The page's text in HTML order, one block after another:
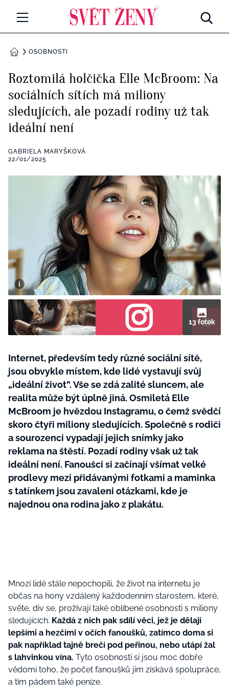
Všechny kategorie
Rozhovory
RETROHUBKY
PSYCHOLOGIE
Seberozvoj
ZDRAVÍ
ZÁBAVA
Všechny kategorie
Testy a kvízy
Všechny kategorie
Rady a tipy
BurdaMedia
Extra
SVĚT ŽENY - 599 KČ
ROČNÍ PŘEDPLATNÉ SVĚT ŽENY +
SADA PRODUKTŮ MANA (10 ks)
DOMŮOSOBNOSTI
Roztomilá holčička Elle McBroom: Na
sociálních sítích má miliony
sledujících, ale pozadí rodiny už tak
ideální není
GABRIELA MARYŠKOVÁ
22/01/2025
13 fotek
Internet, především tedy různé sociální sítě,
jsou obvykle místem, kde lidé vystavují svůj
„ideální život”. Vše se zdá zalité sluncem, ale
realita může být úplně jiná. Osmiletá Elle
McBroom je hvězdou Instagramu, o čemž svědčí
skoro čtyři miliony sledujících. Společně s rodiči
a sourozenci vypadají jejich snímky jako
reklama na štěstí. Pozadí rodiny však už tak
ideální není. Fanoušci si začínají všímat velké
prodlevy mezi přidávanými fotkami a maminka
s tatínkem jsou zavaleni otázkami, kde je
najednou ona rodina jako z plakátu.
Mnozí lidé stále nepochopili, že život na internetu je
občas na hony vzdálený každodenním starostem, které,
světe, div se, prožívají také oblíbené osobnosti s miliony
sledujících. Každá z nich pak sdílí věci, jež je dělají
lepšími a hezčími v očích fanoušků, zatímco doma si
pak například tajně brečí pod peřinou, nebo utápí žal
s lahvinkou vína. Tyto osobnosti si jsou moc dobře
vědomi toho, že počet fanoušků jim získává spolupráce,
a tím pádem také peníze.